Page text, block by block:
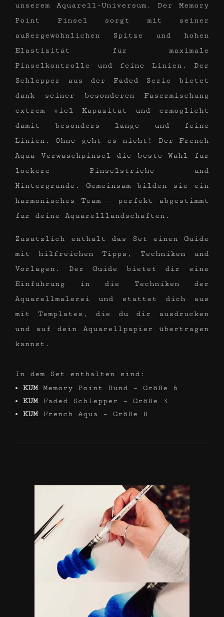
unserem Aquarell-Universum. Der Memory
Point Pinsel sorgt mit seiner
außergewöhnlichen Spitze und hohen
Elastizität für maximale
Pinselkontrolle und feine Linien. Der
Schlepper aus der Faded Serie bietet
dank seiner besonderen Fasermischung
extrem viel Kapazität und ermöglicht
damit besonders lange und feine
Linien. Ohne geht es nicht! Der French
Aqua Verwaschpinsel die beste Wahl für
lockere Pinselstriche und
Hintergründe. Gemeinsam bilden sie ein
harmonisches Team – perfekt abgestimmt
für deine Aquarelllandschaften.
Zusätzlich enthält das Set einen Guide
mit hilfreichen Tipps, Techniken und
Vorlagen. Der Guide bietet dir eine
Einführung in die Techniken der
Aquarellmalerei und stattet dich aus
mit Templates, die du dir ausdrucken
und auf dein Aquarellpapier übertragen
kannst.
In dem Set enthalten sind:
KUM Memory Point Rund – Größe 6
KUM Faded Schlepper – Größe 3
KUM French Aqua – Größe 8